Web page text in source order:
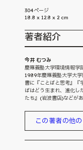
304ページ
18.8 x 12.8 x 2 cm
著者紹介
今井 むつみ
慶應義塾大学環境情報学
1989年慶應義塾大学大
書に『ことばと思考』
ばはどう生まれ、進化し
たち』(岩波書店)などが
この著者の他